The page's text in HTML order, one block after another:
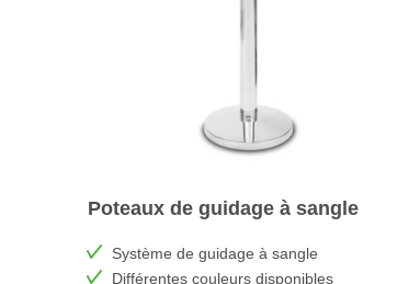
Poteaux de guidage à sangle
Système de guidage à sangle
Différentes couleurs disponibles